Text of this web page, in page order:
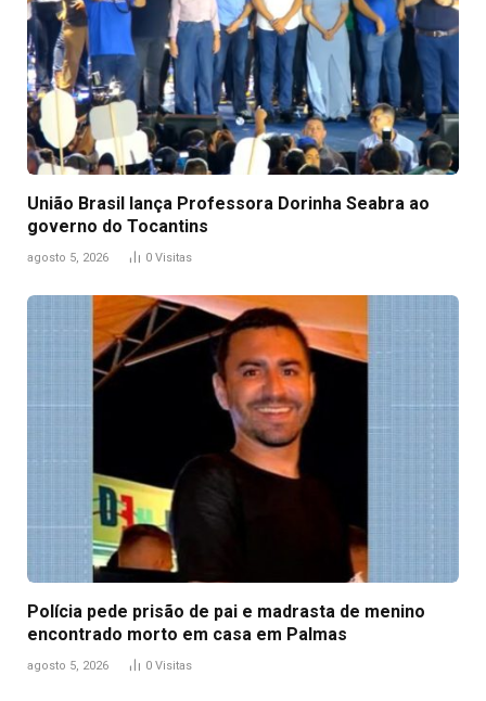
União Brasil lança Professora Dorinha Seabra ao
governo do Tocantins
agosto 5, 2026 0 Visitas
Polícia pede prisão de pai e madrasta de menino
encontrado morto em casa em Palmas
agosto 5, 2026 0 Visitas